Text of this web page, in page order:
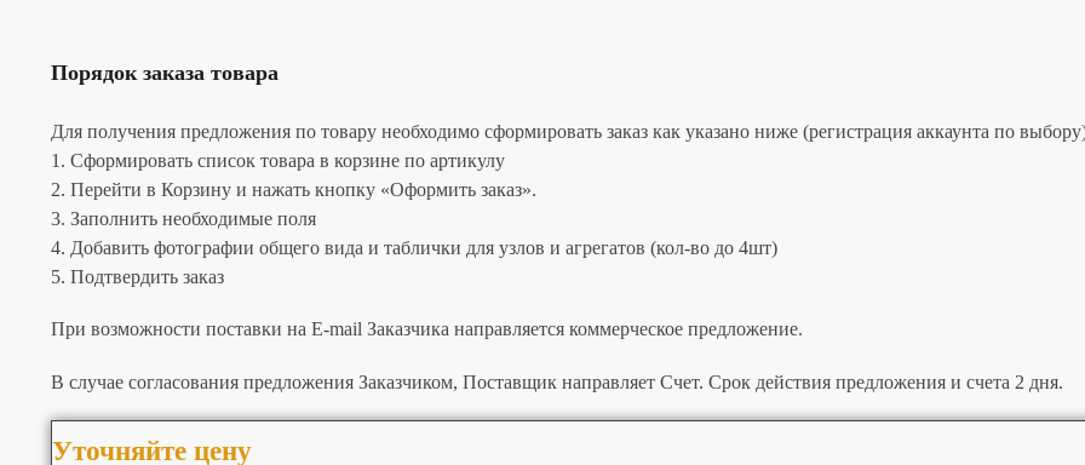
Порядок заказа товара
Для получения предложения по товару необходимо сформировать заказ как указано ниже (регистрация аккаунта по
1. Сформировать список товара в корзине по артикулу
2. Перейти в Корзину и нажать кнопку «Оформить заказ».
3. Заполнить необходимые поля
4. Добавить фотографии общего вида и таблички для узлов и агрегатов (кол-во до 4шт)
5. Подтвердить заказ
При возможности поставки на E-mail Заказчика направляется коммерческое предложение.
В случае согласования предложения Заказчиком, Поставщик направляет Счет. Срок действия предложения и счета 2 дня.
Уточняйте цену